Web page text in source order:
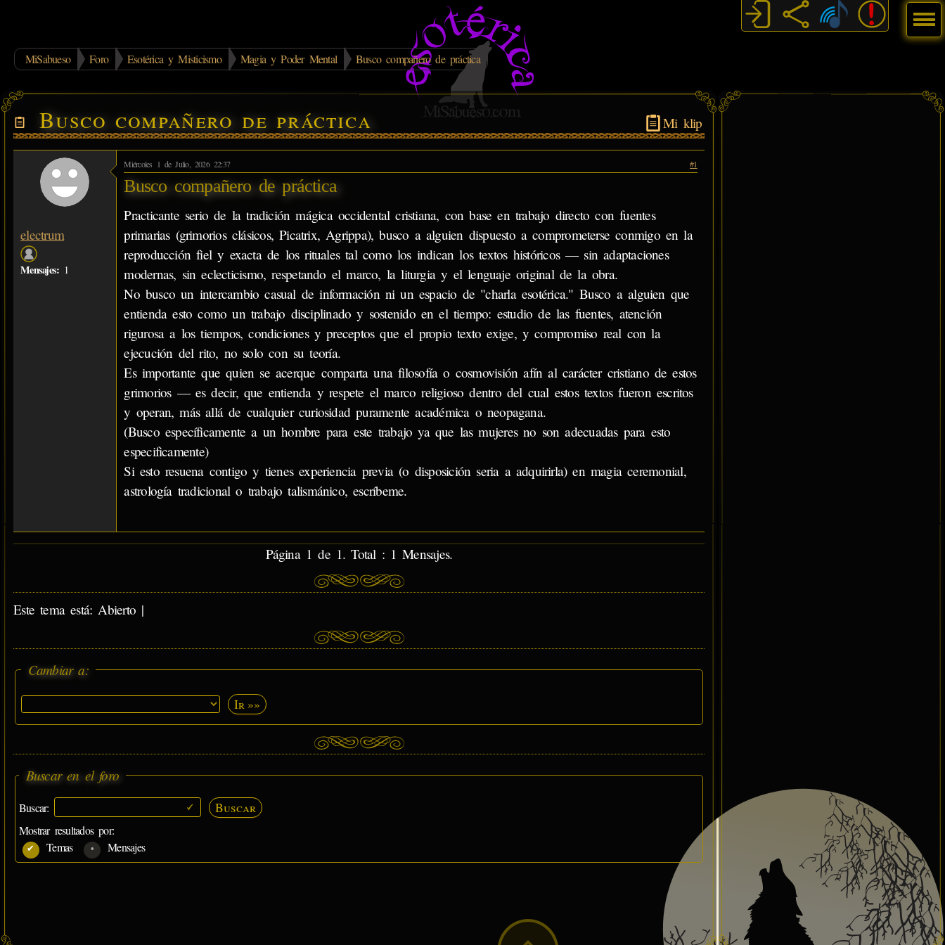
MiSabueso Foro Esotérica y Misticismo Magia y Poder Mental Busco compañero de práctica
Mi klip
Busco compañero de práctica
electrum
Mensajes: 1
Miércoles 1 de Julio, 2026 22:37 #1
Busco compañero de práctica
Practicante serio de la tradición mágica occidental cristiana, con base en trabajo directo con fuentes
primarias (grimorios clásicos, Picatrix, Agrippa), busco a alguien dispuesto a comprometerse conmigo en la
reproducción fiel y exacta de los rituales tal como los indican los textos históricos — sin adaptaciones
modernas, sin eclecticismo, respetando el marco, la liturgia y el lenguaje original de la obra.
No busco un intercambio casual de información ni un espacio de "charla esotérica." Busco a alguien que
entienda esto como un trabajo disciplinado y sostenido en el tiempo: estudio de las fuentes, atención
rigurosa a los tiempos, condiciones y preceptos que el propio texto exige, y compromiso real con la
ejecución del rito, no solo con su teoría.
Es importante que quien se acerque comparta una filosofía o cosmovisión afín al carácter cristiano de estos
grimorios — es decir, que entienda y respete el marco religioso dentro del cual estos textos fueron escritos
y operan, más allá de cualquier curiosidad puramente académica o neopagana.
(Busco específicamente a un hombre para este trabajo ya que las mujeres no son adecuadas para esto
especificamente)
Si esto resuena contigo y tienes experiencia previa (o disposición seria a adquirirla) en magia ceremonial,
astrología tradicional o trabajo talismánico, escríbeme.
Página 1 de 1. Total : 1 Mensajes.
Este tema está: Abierto |
Cambiar a:
Ir »»
Buscar en el foro
Buscar: Buscar
Mostrar resultados por:
Temas
Mensajes
Menú